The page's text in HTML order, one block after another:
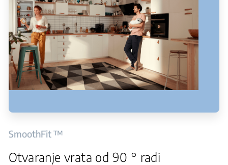
SmoothFit ™
Otvaranje vrata od 90 ° radi